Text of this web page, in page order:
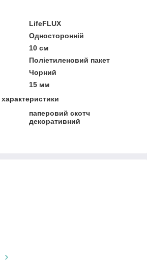
LifeFLUX
Односторонній
10 см
Поліетиленовий пакет
Чорний
15 мм
паперовий скотч
декоративний